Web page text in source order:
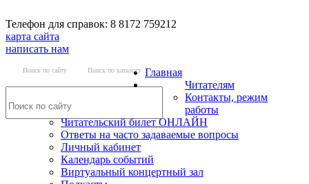
Телефон для справок: 8 8172 759212
карта сайта
написать нам
Поиск по сайту Поиск по каталогу Главная
Читателям
Контакты, режим
работы
Читательский билет ОНЛАЙН
Ответы на часто задаваемые вопросы
Личный кабинет
Календарь событий
Виртуальный концертный зал